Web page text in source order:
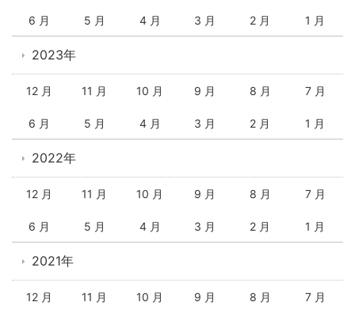
6 月 5 月 4 月 3 月 2 月 1 月
2023年
12 月 11 月 10 月 9 月 8 月 7 月
6 月 5 月 4 月 3 月 2 月 1 月
2022年
12 月 11 月 10 月 9 月 8 月 7 月
6 月 5 月 4 月 3 月 2 月 1 月
2021年
12 月 11 月 10 月 9 月 8 月 7 月